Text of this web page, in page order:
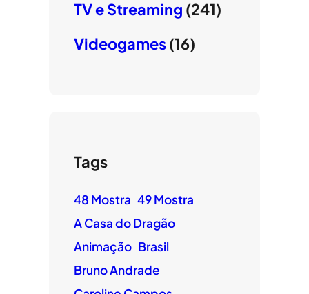
TV e Streaming (241)
Videogames(16)
Tags
48 Mostra 49 Mostra
A Casa do Dragão
Animação Brasil
Bruno Andrade